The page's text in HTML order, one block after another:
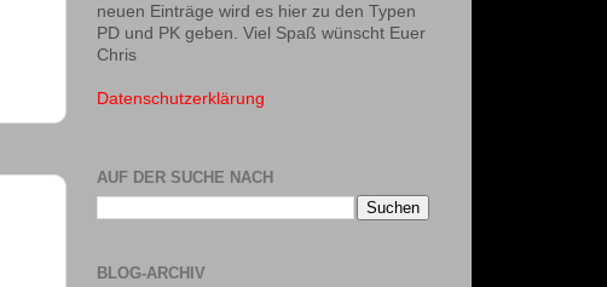
neuen Einträge wird es hier zu den Typen
PD und PK geben. Viel Spaß wünscht Euer
Chris
Datenschutzerklärung
AUF DER SUCHE NACH
BLOG-ARCHIV